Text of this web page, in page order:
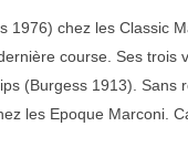
1976) chez les Classic
course. Ses trois
(Burgess 1913). Sans
les Epoque Marconi.